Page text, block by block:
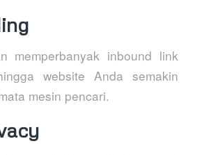
memperbanyak inbound link
website Anda semakin
mesin pencari.